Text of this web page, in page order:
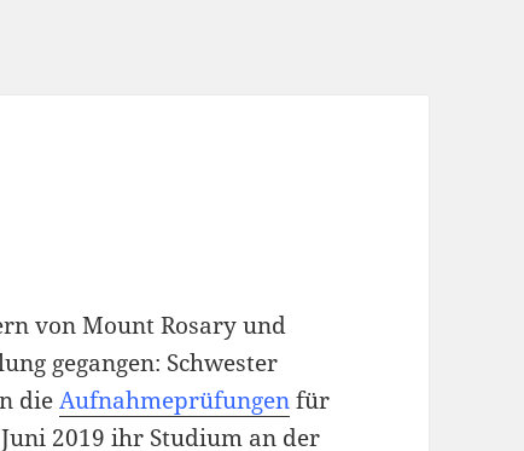
von Mount Rosary und
gegangen: Schwester
dieAufnahmeprüfungenfür
2019 ihr Studium an der